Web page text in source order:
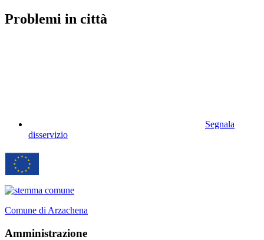
Problemi in città
Segnala
disservizio
Comune di Arzachena
Amministrazione